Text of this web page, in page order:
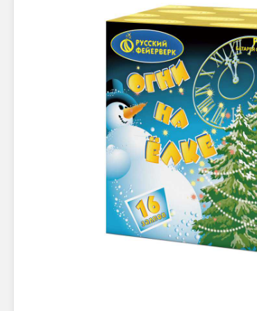
Новинки 2025/26
Фейерверки на свадьбу
Фейерверк-шоу
Батареи салютов
Цветной дым
Батареи салютов
Маленькие фейерверки
Средние фейерверки
Большие фейерверки